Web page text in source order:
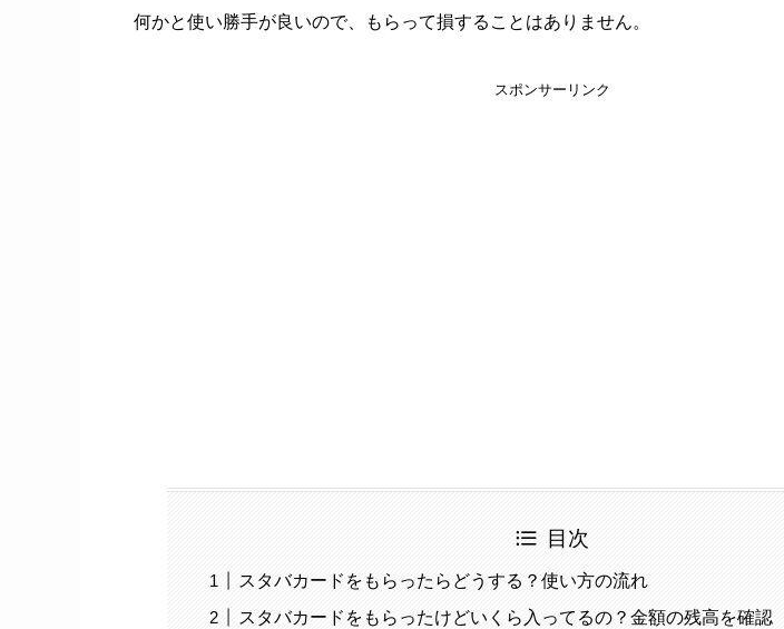
何かと使い勝手が良いので、もらって損することはありません。
スポンサーリンク
目次
スタバカードをもらったらどうする？使い方の流れ
スタバカードをもらったけどいくら入ってるの？金額の残高を確認